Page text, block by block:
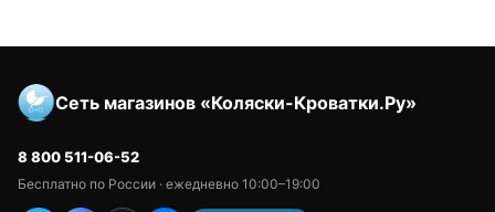
Сеть магазинов «Коляски-Кроватки.Ру»
8 800 511-06-52
Бесплатно по России · ежедневно 10:00–19:00